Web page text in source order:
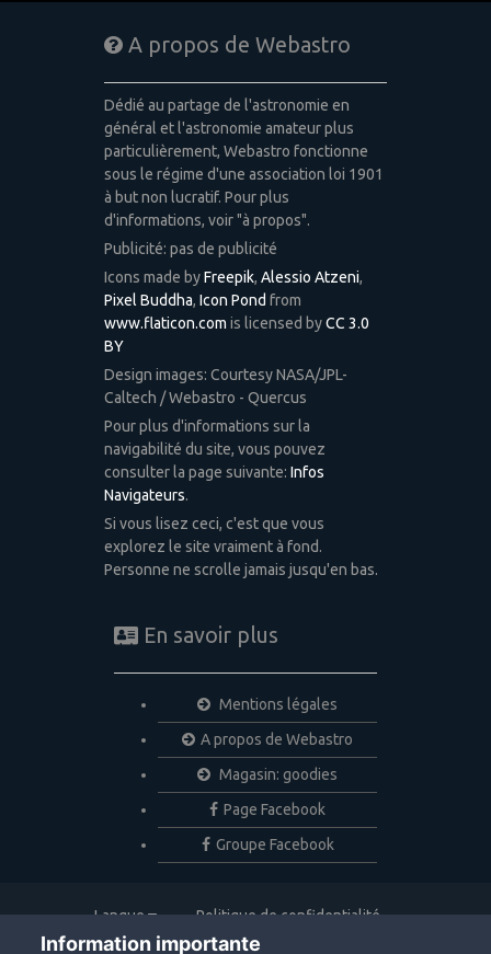
A propos de Webastro
Dédié au partage de l'astronomie en
général et l'astronomie amateur plus
particulièrement, Webastro fonctionne
sous le régime d'une association loi 1901
à but non lucratif. Pour plus
d'informations, voir "à propos".
Publicité: pas de publicité
Icons made byFreepik, Alessio Atzeni,
Pixel Buddha, Icon Pond from
www.flaticon.com is licensed byCC 3.0
BY
Design images: Courtesy NASA/JPL-
Caltech / Webastro - Quercus
Pour plus d'informations sur la
navigabilité du site, vous pouvez
consulter la page suivante: Infos
Navigateurs.
Si vous lisez ceci, c'est que vous
explorez le site vraiment à fond.
Personne ne scrolle jamais jusqu'en bas.
En savoir plus
Mentions légales
A propos de Webastro
Magasin: goodies
Page Facebook
Groupe Facebook
Langue
Politique de confidentialité
Nous contacter
Information importante